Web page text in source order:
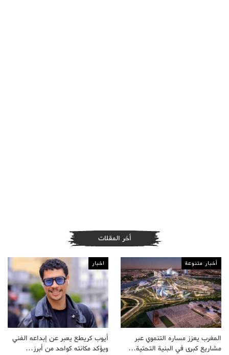
أخر المقلات
أخبار متنوعة
المغرب يعزز مساره التنموي عبر
مشاريع كبرى في البنية التحتية…
اخبار
أيوب كريطع يعبر عن إبداعه الفني
ويؤكد مكانته كواحد من أبرز…